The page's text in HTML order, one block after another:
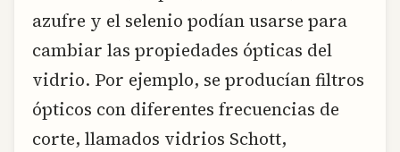
azufre y el selenio podían usarse para
cambiar las propiedades ópticas del
vidrio. Por ejemplo, se producían filtros
ópticos con diferentes frecuencias de
corte, llamados vidrios Schott,